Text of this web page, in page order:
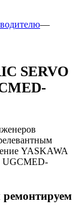
—
SERVO
YASKAWA
UGCMED-